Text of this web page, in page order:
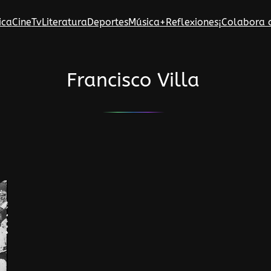
CineTvLiteraturaDeportesMúsica+Reflexiones¡Colabora
Francisco Villa